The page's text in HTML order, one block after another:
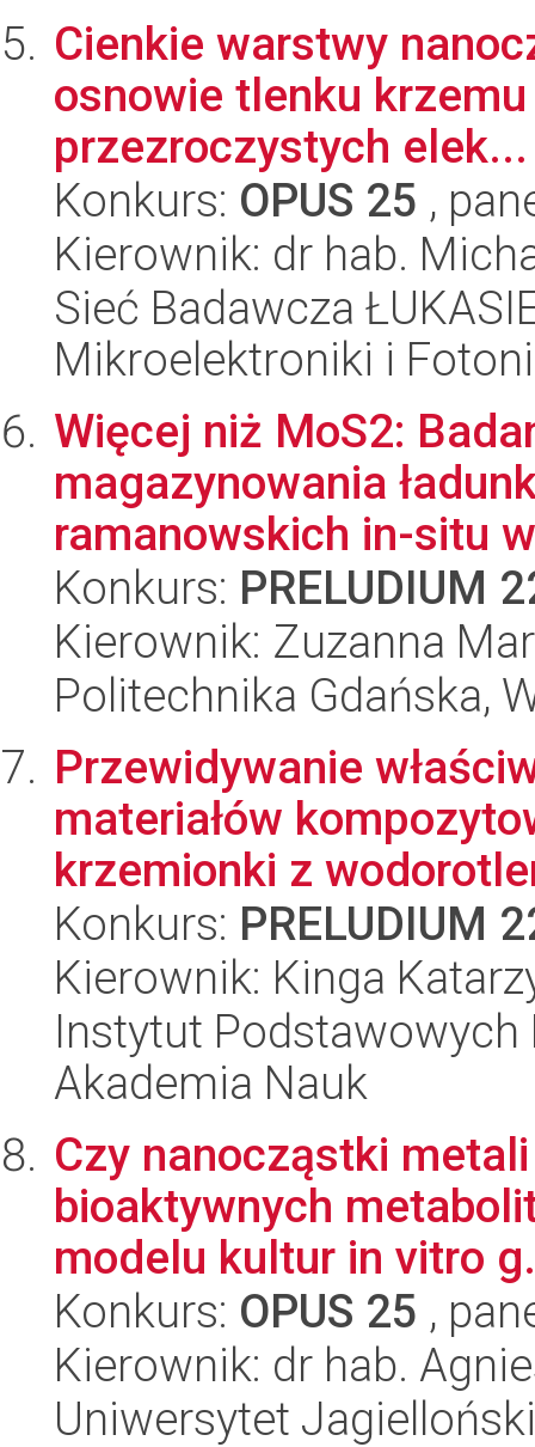
Cienkie warstwy
osnowie tlenku
przezroczystych elek...
Konkurs: OPUS 25 ,
Kierownik: dr hab.
Sieć Badawcza
Mikroelektroniki i
Więcej niż MoS2:
magazynowania
ramanowskich in-situ
Konkurs: PRELUDIUM
Kierownik: Zuzanna
Politechnika Gdańska,
Przewidywanie
materiałów
krzemionki z
Konkurs: PRELUDIUM
Kierownik: Kinga
Instytut
Akademia Nauk
Czy nanocząstki
bioaktywnych
modelu kultur in vitro
Konkurs: OPUS 25 ,
Kierownik: dr hab.
Uniwersytet